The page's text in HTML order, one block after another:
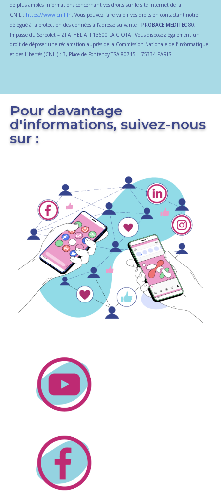
de plus amples informations concernant vos droits sur le site internet de la
CNIL : https://www.cnil.fr . Vous pouvez faire valoir vos droits en contactant notre
délégué à la protection des données à l’adresse suivante : PROBACE MEDITEC 80,
Impasse du Serpolet – ZI ATHELIA II 13600 LA CIOTAT Vous disposez également un
droit de déposer une réclamation auprès de la Commission Nationale de l’Informatique
et des Libertés (CNIL) : 3, Place de Fontenoy TSA 80715 – 75334 PARIS
Pour davantage
d'informations, suivez-nous
sur :